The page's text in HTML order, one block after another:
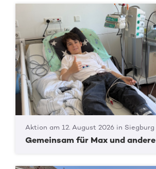
Aktion am 12. August 2026 in Siegburg
Gemeinsam für Max und andere